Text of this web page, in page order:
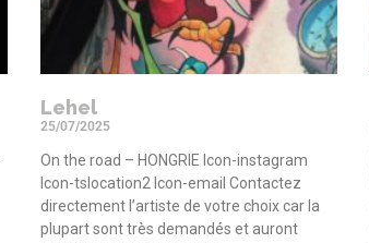
Lehel
25/07/2025
On the road – HONGRIE Icon-instagram
Icon-tslocation2 Icon-email Contactez
directement l’artiste de votre choix car la
plupart sont très demandés et auront